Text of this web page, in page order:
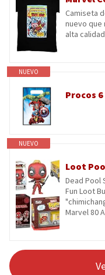
Camiseta
nuevo que
alta calidad
NUEVO
NUEVO
Dead Pool
Fun Loot
Marvel 80